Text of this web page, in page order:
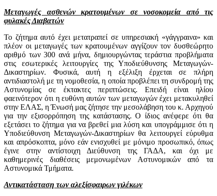
Μεταγωγές ασθενών κρατουμένων σε νοσοκομεία από τις
φυλακές Διαβατών
Το ζήτημα αυτό έχει μετατραπεί σε υπηρεσιακή «γάγγραινα» και
πλέον οι μεταγωγές των κρατουμένων αγγίζουν τον δυσθεώρητο
αριθμό των 300 ανά μήνα, δημιουργώντας τεράστια προβλήματα
στις εσωτερικές λειτουργίες της Υποδιεύθυνσης Μεταγωγών-
Δικαστηρίων. Φυσικά, αυτή η εξέλιξη έρχεται σε πλήρη
αντιδιαστολή με τη νομοθεσία, η οποία προβλέπει τη συνδρομή της
Αστυνομίας σε έκτακτες περιπτώσεις. Επειδή είναι ηλίου
φαεινότερον ότι η ευθύνη αυτών των μεταγωγών έχει μετακυληθεί
στην ΕΛΑΣ, η Ένωσή μας ζήτησε την μεσολάβηση του κ. Αρχηγού
για την εξισορρόπηση της κατάστασης. Ο ίδιος ανέφερε ότι θα
εξετάσει το ζήτημα για να βρεθεί μια λύση και υπογράμμισε ότι η
Υποδιεύθυνση Μεταγωγών-Δικαστηρίων θα λειτουργεί εύρυθμα
και απρόσκοπτα, μόνο εάν ενισχυθεί με μόνιμο προσωπικό, όπως
έγινε στην αντίστοιχη Διεύθυνση της ΓΑΔΑ, και όχι με
καθημερινές διαθέσεις μεμονωμένων Αστυνομικών από τα
Αστυνομικά Τμήματα.
Αντικατάσταση των αλεξίσφαιρων γιλέκων